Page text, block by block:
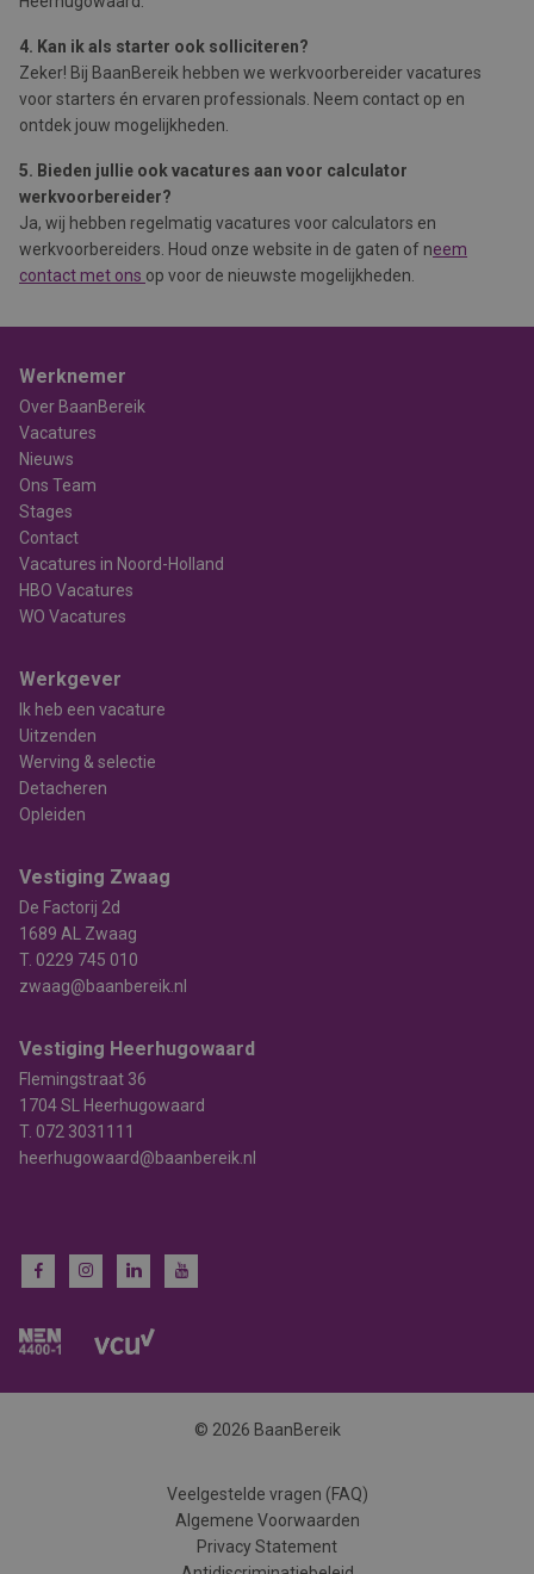
4. Kan ik als starter ook solliciteren?
Zeker! Bij BaanBereik hebben we werkvoorbereider vacatures
voor starters én ervaren professionals. Neem contact op en
ontdek jouw mogelijkheden.
5. Bieden jullie ook vacatures aan voor calculator
werkvoorbereider?
Ja, wij hebben regelmatig vacatures voor calculators en
werkvoorbereiders. Houd onze website in de gaten of neem
contact met ons op voor de nieuwste mogelijkheden.
Werknemer
Over BaanBereik
Vacatures
Nieuws
Ons Team
Stages
Contact
Vacatures in Noord-Holland
HBO Vacatures
WO Vacatures
Werkgever
Ik heb een vacature
Uitzenden
Werving & selectie
Detacheren
Opleiden
Vestiging Zwaag
De Factorij 2d
1689 AL Zwaag
T. 0229 745 010
zwaag@baanbereik.nl
Vestiging Heerhugowaard
Flemingstraat 36
1704 SL Heerhugowaard
T. 072 3031111
heerhugowaard@baanbereik.nl
© 2026 BaanBereik
Veelgestelde vragen (FAQ)
Algemene Voorwaarden
Privacy Statement